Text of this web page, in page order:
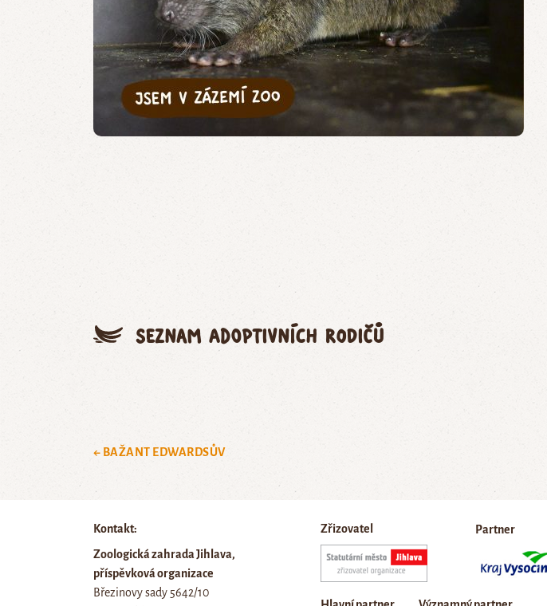
Seznam adoptivních rodičů
← BAŽANT EDWARDSŮV
Kontakt:
Zoologická zahrada Jihlava,
příspěvková organizace
Březinovy sady 5642/10
Zřizovatel Partner